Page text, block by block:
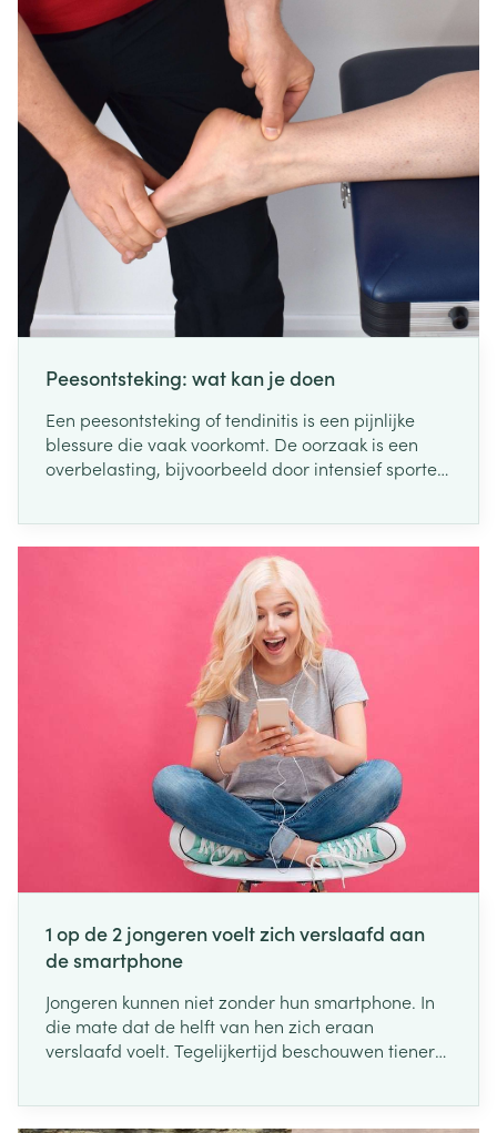
Peesontsteking: wat kan je doen
Een peesontsteking of tendinitis is een pijnlijke
blessure die vaak voorkomt. De oorzaak is een
overbelasting, bijvoorbeeld door intensief sporten
voorkomen. Lees hier wat je het best kan doen bij
1 op de 2 jongeren voelt zich verslaafd aan
de smartphone
Jongeren kunnen niet zonder hun smartphone. In
die mate dat de helft van hen zich eraan
verslaafd voelt. Tegelijkertijd beschouwen tieners
enquête van de Onafhankelijke Ziekenfondsen bij